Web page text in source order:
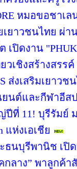
หมอขอชาเล
เยาวชนไทย ผ่า
เปิดงาน
ยวเชิงสร้างสร
ส่งเสริมเยาว
นต์และกีฬาอีส
ปีที่ 11! บุรีรัมย์
แห่งเอเชีย
ธนบุรีพานิช เปิด
ลาง” พาลูกค้า